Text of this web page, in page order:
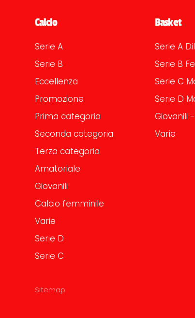
Calcio
Serie A
Serie B
Eccellenza
Promozione
Prima categoria
Seconda categoria
Terza categoria
Amatoriale
Giovanili
Calcio femminile
Varie
Serie D
Serie C
Basket
Serie A
Serie B
Serie C
Serie D
Giovanili
Varie
Sitemap